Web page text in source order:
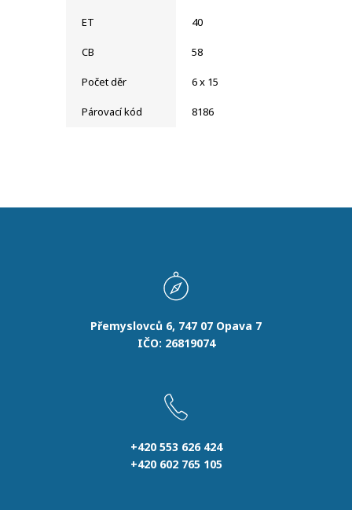
ET 40
CB 58
Počet děr 6 x 15
Párovací kód 8186
Přemyslovců 6, 747 07 Opava 7
IČO: 26819074
+420 553 626 424
+420 602 765 105